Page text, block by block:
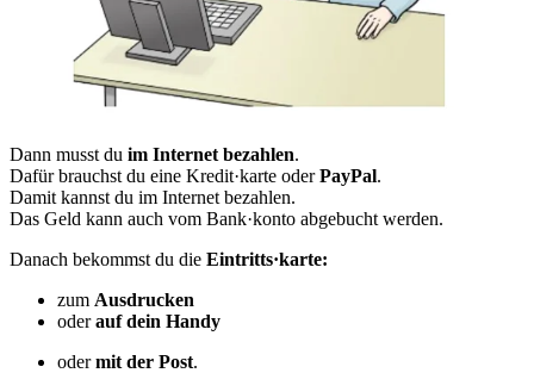
Dann musst du im Internet bezahlen.
Dafür brauchst du eine Kredit·karte oderPayPal.
Damit kannst du im Internet bezahlen.
Das Geld kann auch vom Bank·konto abgebucht werden.
Danach bekommst du die Eintritts·karte:
zum Ausdrucken
oderauf dein Handy
odermit der Post.